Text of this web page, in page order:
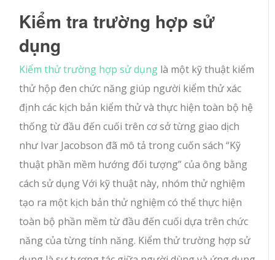
Kiểm tra trường hợp sử
dụng
Kiểm thử trường hợp sử dụng là một kỹ thuật kiểm
thử hộp đen chức năng giúp người kiểm thử xác
định các kịch bản kiểm thử và thực hiện toàn bộ hệ
thống từ đầu đến cuối trên cơ sở từng giao dịch
như Ivar Jacobson đã mô tả trong cuốn sách “Kỹ
thuật phần mềm hướng đối tượng” của ông bằng
cách sử dụng Với kỹ thuật này, nhóm thử nghiệm
tạo ra một kịch bản thử nghiệm có thể thực hiện
toàn bộ phần mềm từ đầu đến cuối dựa trên chức
năng của từng tính năng. Kiểm thử trường hợp sử